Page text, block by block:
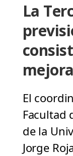
La
El
Facultad
de la
Jorge